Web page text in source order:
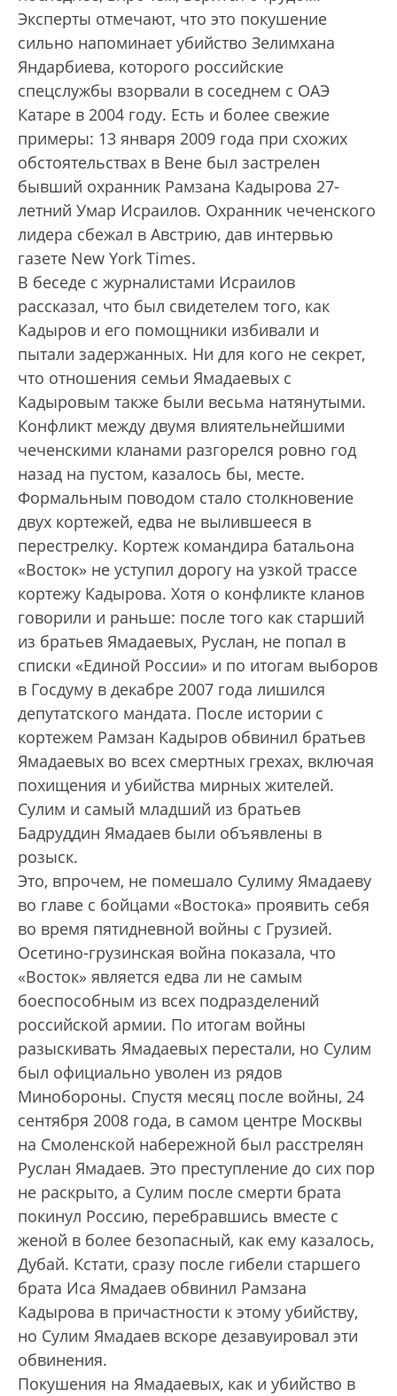
Эксперты отмечают, что это покушение
сильно напоминает убийство Зелимхана
Яндарбиева, которого российские
спецслужбы взорвали в соседнем с ОАЭ
Катаре в 2004 году. Есть и более свежие
примеры: 13 января 2009 года при схожих
обстоятельствах в Вене был застрелен
бывший охранник Рамзана Кадырова 27-
летний Умар Исраилов. Охранник чеченского
лидера сбежал в Австрию, дав интервью
газете New York Times.
В беседе с журналистами Исраилов
рассказал, что был свидетелем того, как
Кадыров и его помощники избивали и
пытали задержанных. Ни для кого не секрет,
что отношения семьи Ямадаевых с
Кадыровым также были весьма натянутыми.
Конфликт между двумя влиятельнейшими
чеченскими кланами разгорелся ровно год
назад на пустом, казалось бы, месте.
Формальным поводом стало столкновение
двух кортежей, едва не вылившееся в
перестрелку. Кортеж командира батальона
«Восток» не уступил дорогу на узкой трассе
кортежу Кадырова. Хотя о конфликте кланов
говорили и раньше: после того как старший
из братьев Ямадаевых, Руслан, не попал в
списки «Единой России» и по итогам выборов
в Госдуму в декабре 2007 года лишился
депутатского мандата. После истории с
кортежем Рамзан Кадыров обвинил братьев
Ямадаевых во всех смертных грехах, включая
похищения и убийства мирных жителей.
Сулим и самый младший из братьев
Бадруддин Ямадаев были объявлены в
розыск.
Это, впрочем, не помешало Сулиму Ямадаеву
во главе с бойцами «Востока» проявить себя
во время пятидневной войны с Грузией.
Осетино-грузинская война показала, что
«Восток» является едва ли не самым
боеспособным из всех подразделений
российской армии. По итогам войны
разыскивать Ямадаевых перестали, но Сулим
был официально уволен из рядов
Минобороны. Спустя месяц после войны, 24
сентября 2008 года, в самом центре Москвы
на Смоленской набережной был расстрелян
Руслан Ямадаев. Это преступление до сих пор
не раскрыто, а Сулим после смерти брата
покинул Россию, перебравшись вместе с
женой в более безопасный, как ему казалось,
Дубай. Кстати, сразу после гибели старшего
брата Иса Ямадаев обвинил Рамзана
Кадырова в причастности к этому убийству,
но Сулим Ямадаев вскоре дезавуировал эти
обвинения.
Покушения на Ямадаевых, как и убийство в